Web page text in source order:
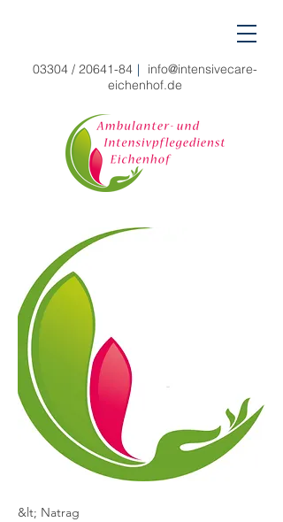
03304 /20641-84 |
info@intensivecare-
eichenhof.de
&lt; Natrag